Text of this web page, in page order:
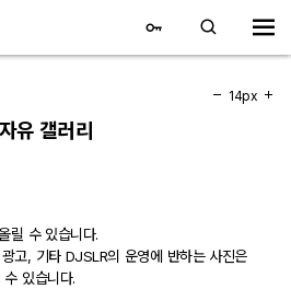
자유 갤러리
14px
릴 수 있습니다.
고, 기타 DJSLR의 운영에 반하는 사진은
있습니다.